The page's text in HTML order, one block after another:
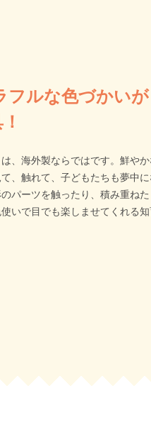
フルな色づかいが
、海外製ならではです。鮮やか
、触れて、子どもたちも夢中に
パーツを触ったり、積み重ねた
いで目でも楽しませてくれる